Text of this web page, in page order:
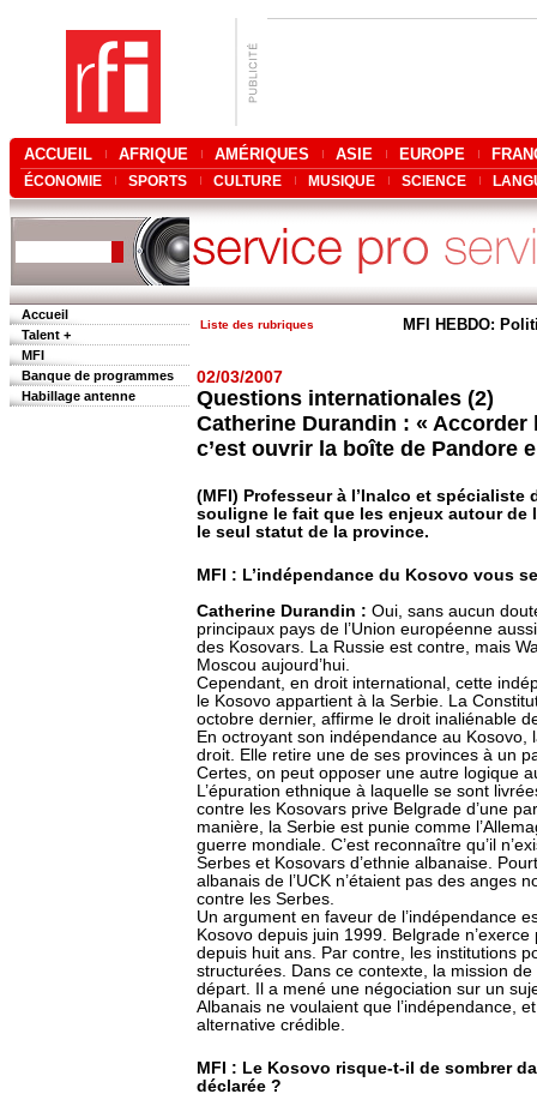
ACCUEIL AFRIQUE AMÉRIQUES ASIE EUROPE
ÉCONOMIE SPORTS CULTURE MUSIQUE SCIENCE
Accueil
Talent +
MFI
Banque de programmes
Habillage antenne
Liste des rubriques MFI HEBDO:
02/03/2007
Questions internationales (2)
Catherine Durandin : « Accorder
c’est ouvrir la boîte de Pandore
(MFI) Professeur à l’Inalco et spécialiste
souligne le fait que les enjeux autour de
le seul statut de la province.
MFI : L’indépendance du Kosovo vous
Catherine Durandin : Oui, sans aucun
principaux pays de l’Union européenne
des Kosovars. La Russie est contre, mais
Moscou aujourd’hui.
Cependant, en droit international, cette
le Kosovo appartient à la Serbie. La
octobre dernier, affirme le droit inaliénable
En octroyant son indépendance au
droit. Elle retire une de ses provinces à un
Certes, on peut opposer une autre logique
L’épuration ethnique à laquelle se sont
contre les Kosovars prive Belgrade d’une
manière, la Serbie est punie comme
guerre mondiale. C’est reconnaître qu’il
Serbes et Kosovars d’ethnie albanaise.
albanais de l’UCK n’étaient pas des anges
contre les Serbes.
Un argument en faveur de l’indépendance
Kosovo depuis juin 1999. Belgrade
depuis huit ans. Par contre, les institutions
structurées. Dans ce contexte, la mission
départ. Il a mené une négociation sur un
Albanais ne voulaient que l’indépendance,
alternative crédible.
MFI : Le Kosovo risque-t-il de sombrer
déclarée ?